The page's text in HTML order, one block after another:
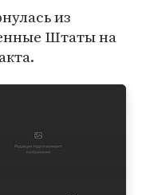
из
Штаты на